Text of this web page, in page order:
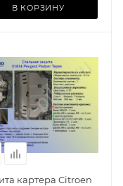
В КОРЗИНУ
картера Citroen